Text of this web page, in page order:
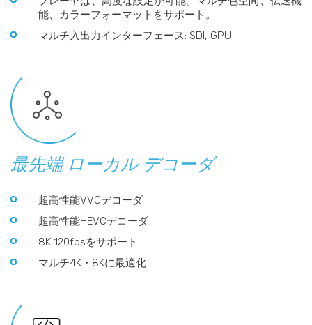
能、カラーフォーマットをサポート。
マルチ入出力インターフェース: SDI, GPU
最先端 ローカル デコーダ
超高性能VVCデコーダ
超高性能HEVCデコーダ
8K 120fpsをサポート
マルチ4K・8Kに最適化